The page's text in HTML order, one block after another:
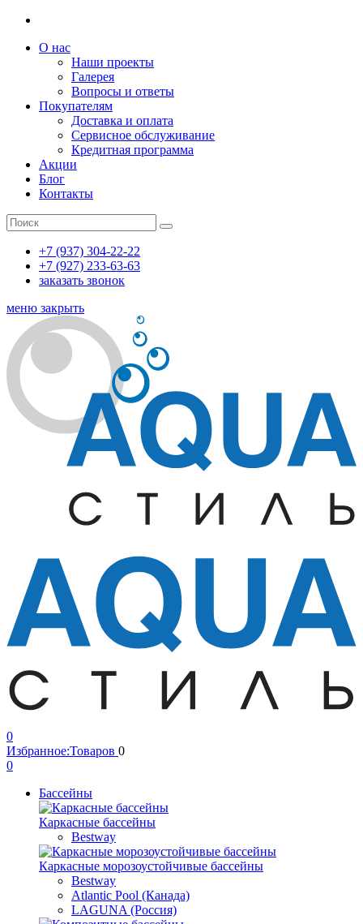
О нас
Наши проекты
Галерея
Вопросы и ответы
Покупателям
Доставка и оплата
Сервисное обслуживание
Кредитная программа
Акции
Блог
Контакты
+7 (937) 304-22-22
+7 (927) 233-63-63
заказать звонок
меню закрыть
0
Избранное:Товаров 0
0
Бассейны
Каркасные бассейны
Bestway
Каркасные морозоустойчивые бассейны
Bestway
Atlantic Pool (Канада)
LAGUNA (Россия)